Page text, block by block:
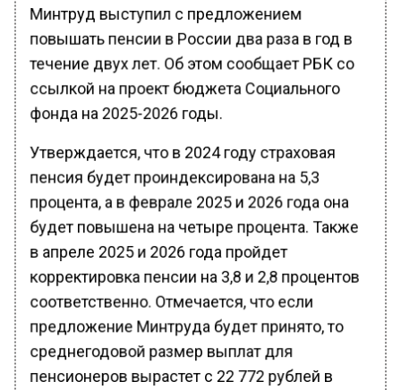
Минтруд выступил с предложением
повышать пенсии в России два раза в год в
течение двух лет. Об этом сообщает РБК со
ссылкой на проект бюджета Социального
фонда на 2025-2026 годы.
Утверждается, что в 2024 году страховая
пенсия будет проиндексирована на 5,3
процента, а в феврале 2025 и 2026 года она
будет повышена на четыре процента. Также
в апреле 2025 и 2026 года пройдет
корректировка пенсии на 3,8 и 2,8 процентов
соответственно. Отмечается, что если
предложение Минтруда будет принято, то
среднегодовой размер выплат для
пенсионеров вырастет с 22 772 рублей в